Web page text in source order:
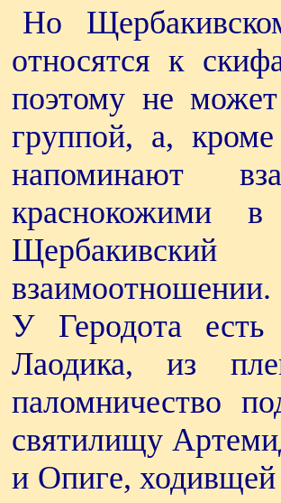
Но
относятся к
поэтому не
группой, а,
напоминают
краснокожими
взаимоотношении.
У Геродота
Лаодика, из
паломничество
святилищу
и Опиге, ходивщей